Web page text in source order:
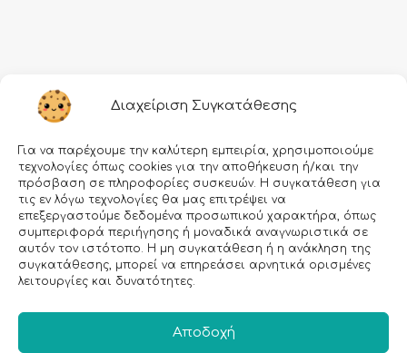
Διαχείριση Συγκατάθεσης
Για να παρέχουμε την καλύτερη εμπειρία, χρησιμοποιούμε
τεχνολογίες όπως cookies για την αποθήκευση ή/και την
πρόσβαση σε πληροφορίες συσκευών. Η συγκατάθεση για
τις εν λόγω τεχνολογίες θα μας επιτρέψει να
επεξεργαστούμε δεδομένα προσωπικού χαρακτήρα, όπως
συμπεριφορά περιήγησης ή μοναδικά αναγνωριστικά σε
αυτόν τον ιστότοπο. Η μη συγκατάθεση ή η ανάκληση της
συγκατάθεσης, μπορεί να επηρεάσει αρνητικά ορισμένες
λειτουργίες και δυνατότητες.
Αποδοχή
Τρόποι πληρωμής
Όροι χρήσης
Προσωπικά δεδομένα
Ασφάλεια συναλλαγών
GetDigital.gr